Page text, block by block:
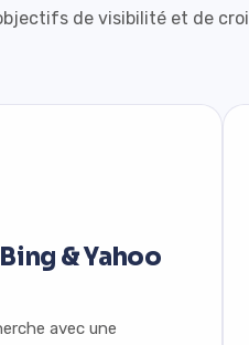
de visibilité et de
& Yahoo
avec une